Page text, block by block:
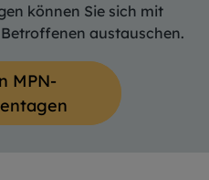
können Sie sich mit
austauschen.
MPN-